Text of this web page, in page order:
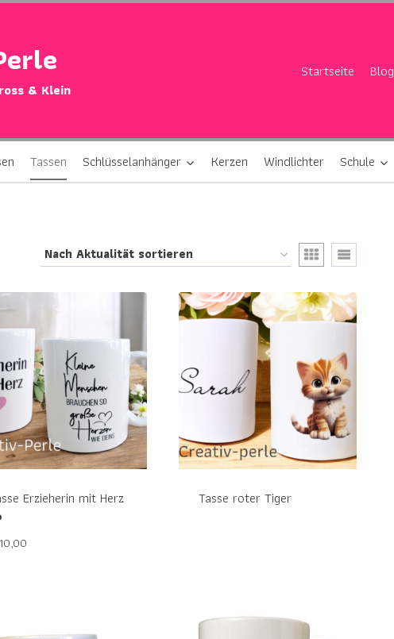
& Klein
Startseite Blog
Tassen Schlüsselanhänger Kerzen Windlichter Schule
Erzieherin mit Herz
10,00
Tasse roter Tiger